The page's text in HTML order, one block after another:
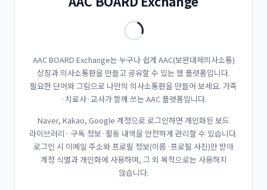
AAC BOARD Exchange는 누구나 쉽게 AAC(보완대체의사소통)
상징과 의사소통판을 만들고 공유할 수 있는 웹 플랫폼입니다.
필요한 단어와 그림으로 나만의 의사소통판을 만들어 보세요. 가족
·치료사·교사가 함께 쓰는 AAC 플랫폼입니다.
Naver, Kakao, Google 계정으로 로그인하면 개인화된 보드
라이브러리· 구독 정보·활동 내역을 안전하게 관리할 수 있습니다.
로그인 시 이메일 주소와 프로필 정보(이름·프로필 사진)만 받아
계정 식별과 개인화에 사용하며, 그 외 목적으로는 사용하지
않습니다.